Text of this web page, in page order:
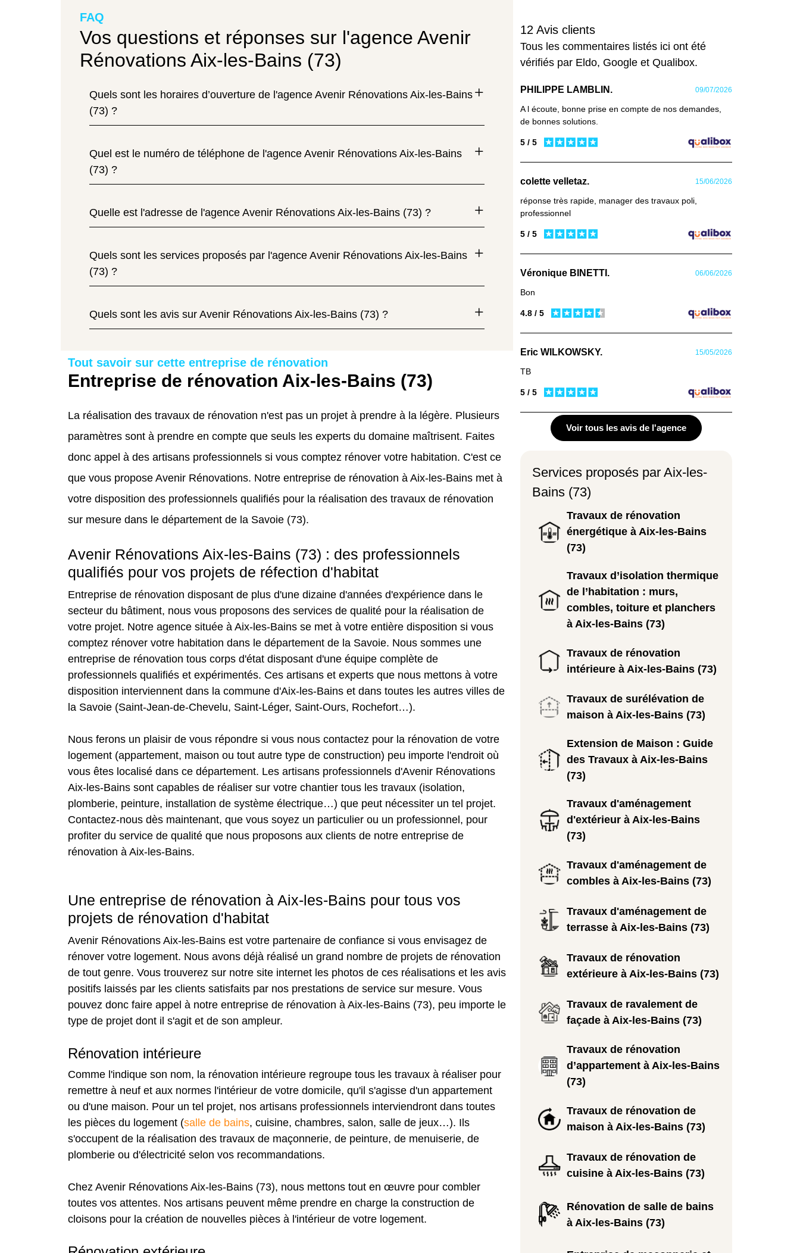
FAQ
Vos questions et réponses sur l'agence Avenir
Rénovations Aix-les-Bains (73)
Quels sont les horaires d’ouverture de l'agence Avenir Rénovations Aix-les-Bains
(73) ?
Quel est le numéro de téléphone de l'agence Avenir Rénovations Aix-les-Bains
(73) ?
Quelle est l'adresse de l'agence Avenir Rénovations Aix-les-Bains (73) ?
Quels sont les services proposés par l'agence Avenir Rénovations Aix-les-Bains
(73) ?
Quels sont les avis sur Avenir Rénovations Aix-les-Bains (73) ?
Tout savoir sur cette entreprise de rénovation
Entreprise de rénovation Aix-les-Bains (73)
La réalisation des travaux de rénovation n'est pas un projet à prendre à la légère. Plusieurs
paramètres sont à prendre en compte que seuls les experts du domaine maîtrisent. Faites
donc appel à des artisans professionnels si vous comptez rénover votre habitation. C'est ce
que vous propose Avenir Rénovations. Notre entreprise de rénovation à Aix-les-Bains met à
votre disposition des professionnels qualifiés pour la réalisation des travaux de rénovation
sur mesure dans le département de la Savoie (73).
Avenir Rénovations Aix-les-Bains (73) : des professionnels
qualifiés pour vos projets de réfection d'habitat
Entreprise de rénovation disposant de plus d'une dizaine d'années d'expérience dans le
secteur du bâtiment, nous vous proposons des services de qualité pour la réalisation de
votre projet. Notre agence située à Aix-les-Bains se met à votre entière disposition si vous
comptez rénover votre habitation dans le département de la Savoie. Nous sommes une
entreprise de rénovation tous corps d'état disposant d'une équipe complète de
professionnels qualifiés et expérimentés. Ces artisans et experts que nous mettons à votre
disposition interviennent dans la commune d'Aix-les-Bains et dans toutes les autres villes de
la Savoie (Saint-Jean-de-Chevelu, Saint-Léger, Saint-Ours, Rochefort…).
Nous ferons un plaisir de vous répondre si vous nous contactez pour la rénovation de votre
logement (appartement, maison ou tout autre type de construction) peu importe l'endroit où
vous êtes localisé dans ce département. Les artisans professionnels d'Avenir Rénovations
Aix-les-Bains sont capables de réaliser sur votre chantier tous les travaux (isolation,
plomberie, peinture, installation de système électrique…) que peut nécessiter un tel projet.
Contactez-nous dès maintenant, que vous soyez un particulier ou un professionnel, pour
profiter du service de qualité que nous proposons aux clients de notre entreprise de
rénovation à Aix-les-Bains.
Une entreprise de rénovation à Aix-les-Bains pour tous vos
projets de rénovation d'habitat
Avenir Rénovations Aix-les-Bains est votre partenaire de confiance si vous envisagez de
rénover votre logement. Nous avons déjà réalisé un grand nombre de projets de rénovation
de tout genre. Vous trouverez sur notre site internet les photos de ces réalisations et les avis
positifs laissés par les clients satisfaits par nos prestations de service sur mesure. Vous
pouvez donc faire appel à notre entreprise de rénovation à Aix-les-Bains (73), peu importe le
type de projet dont il s'agit et de son ampleur.
Rénovation intérieure
Comme l'indique son nom, la rénovation intérieure regroupe tous les travaux à réaliser pour
remettre à neuf et aux normes l'intérieur de votre domicile, qu'il s'agisse d'un appartement
ou d'une maison. Pour un tel projet, nos artisans professionnels interviendront dans toutes
les pièces du logement (salle de bains, cuisine, chambres, salon, salle de jeux…). Ils
s'occupent de la réalisation des travaux de maçonnerie, de peinture, de menuiserie, de
plomberie ou d'électricité selon vos recommandations.
Chez Avenir Rénovations Aix-les-Bains (73), nous mettons tout en œuvre pour combler
toutes vos attentes. Nos artisans peuvent même prendre en charge la construction de
cloisons pour la création de nouvelles pièces à l'intérieur de votre logement.
12 Avis clients
Tous les commentaires listés ici ont été
vérifiés par Eldo, Google et Qualibox.
PHILIPPE LAMBLIN. 09/07/2026
A l écoute, bonne prise en compte de nos demandes,
de bonnes solutions.
5 / 5
colette velletaz. 15/06/2026
réponse très rapide, manager des travaux poli,
professionnel
5 / 5
Véronique BINETTI. 06/06/2026
Bon
4.8 / 5
Eric WILKOWSKY. 15/05/2026
TB
5 / 5
Voir tous les avis de l'agence
Services proposés par Aix-les-
Bains (73)
Travaux de rénovation
énergétique à Aix-les-Bains
(73)
Travaux d’isolation thermique
de l’habitation : murs,
combles, toiture et planchers
à Aix-les-Bains (73)
Travaux de rénovation
intérieure à Aix-les-Bains (73)
Travaux de surélévation de
maison à Aix-les-Bains (73)
Extension de Maison : Guide
des Travaux à Aix-les-Bains
(73)
Travaux d'aménagement
d'extérieur à Aix-les-Bains
(73)
Travaux d'aménagement de
combles à Aix-les-Bains (73)
Travaux d'aménagement de
terrasse à Aix-les-Bains (73)
Travaux de rénovation
extérieure à Aix-les-Bains (73)
Travaux de ravalement de
façade à Aix-les-Bains (73)
Travaux de rénovation
d’appartement à Aix-les-Bains
(73)
Travaux de rénovation de
maison à Aix-les-Bains (73)
Travaux de rénovation de
cuisine à Aix-les-Bains (73)
Rénovation de salle de bains
à Aix-les-Bains (73)